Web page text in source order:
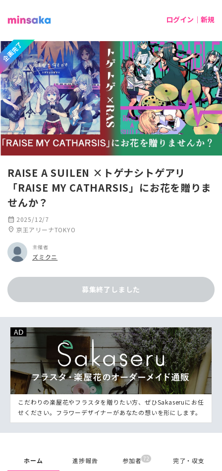
ログイン｜新規
企画完了
RAISE A SUILEN ×トゲナシトゲアリ
「RAISE MY CATHARSIS」にお花を贈りま
せんか？
calendar_month 2025/12/7
location_on 京王アリーナTOKYO
主催者
ズミクニ
募集終了しました
こだわりの楽屋花やフラスタを贈りたい方、ぜひSakaseruにお任
せください。フラワーデザイナーがあなたの想いを形にします。
ホーム 進捗報告 参加者 72 完了・収支